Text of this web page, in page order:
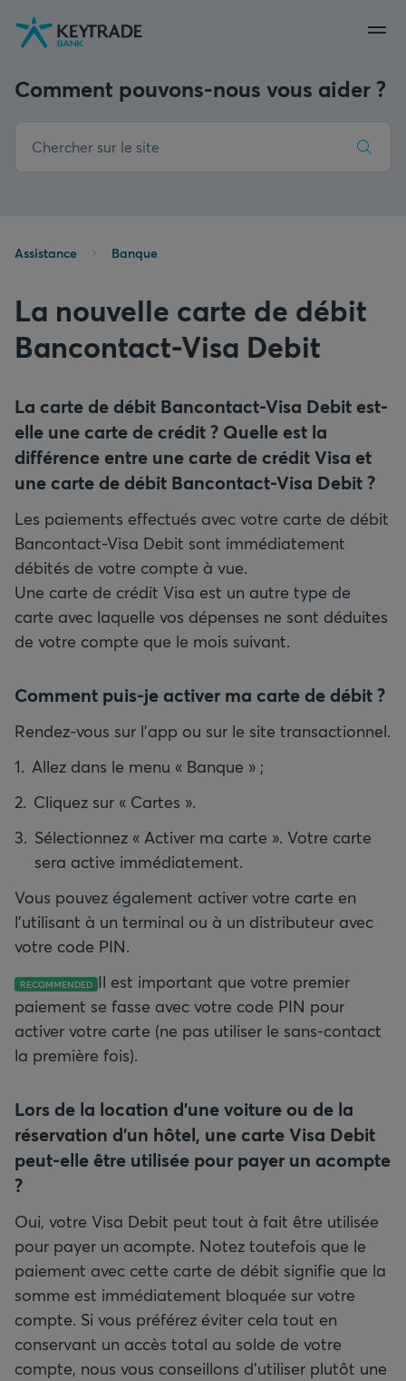
Aller
navigation
Aller
connexion
Aller
au
Comment pouvons-nous vous aider ?
Assistance Banque
La nouvelle carte de débit
Bancontact-Visa Debit
La carte de débit Bancontact-Visa Debit est-
elle une carte de crédit ? Quelle est la
différence entre une carte de crédit Visa et
une carte de débit Bancontact-Visa Debit ?
Les paiements effectués avec votre carte de débit
Bancontact-Visa Debit sont immédiatement
débités de votre compte à vue.
Une carte de crédit Visa est un autre type de
carte avec laquelle vos dépenses ne sont déduites
de votre compte que le mois suivant.
Comment puis-je activer ma carte de débit ?
Rendez-vous sur l'app ou sur le site transactionnel.
Allez dans le menu « Banque » ;
Cliquez sur « Cartes ».
Sélectionnez « Activer ma carte ». Votre carte
sera active immédiatement.
Vous pouvez également activer votre carte en
l'utilisant à un terminal ou à un distributeur avec
votre code PIN.
RECOMMENDED Il est important que votre premier
paiement se fasse avec votre code PIN pour
activer votre carte (ne pas utiliser le sans-contact
la première fois).
Lors de la location d'une voiture ou de la
réservation d'un hôtel, une carte Visa Debit
peut-elle être utilisée pour payer un acompte
?
Oui, votre Visa Debit peut tout à fait être utilisée
pour payer un acompte. Notez toutefois que le
paiement avec cette carte de débit signifie que la
somme est immédiatement bloquée sur votre
compte. Si vous préférez éviter cela tout en
conservant un accès total au solde de votre
compte, nous vous conseillons d'utiliser plutôt une